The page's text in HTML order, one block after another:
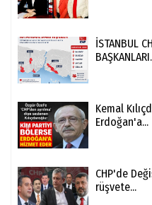
İSTANBUL
Kemal
Erdoğan'a...
CHP'de
rüşvete...